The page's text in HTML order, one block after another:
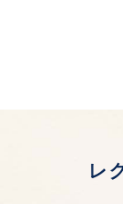
レ